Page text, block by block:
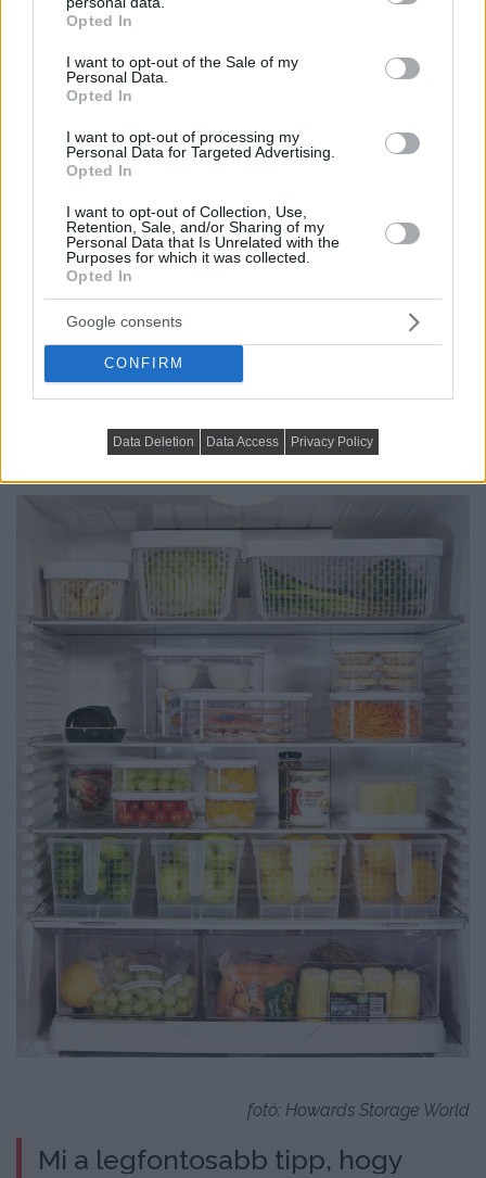
grant or deny consent to Google and its third-party tags to
use your data for below specified purposes in below Google
consent section.
Opted In
I want to opt-out of the Sale of my
Personal Data.
Opted In
I want to opt-out of processing my
Personal Data for Targeted Advertising.
Opted In
I want to opt-out of Collection, Use,
Retention, Sale, and/or Sharing of my
Personal Data that Is Unrelated with the
Purposes for which it was collected.
Opted In
Google consents
CONFIRM
Data Deletion Data Access Privacy Policy
Milyen konyhai tárolók a
leghasznosabbak?
A hűtőben, fiókokban, vagy a kamrában gyakran
megbújnak dolgok, amik így megromlanak,
tönkremennek, aztán kidobásra kerülnek. Ez pazarláshoz
vezet, ami a pénztárcánknak sem kedvez, és a
környezettudatos életvitelhez sem igazán passzol. Ezt a
problémát könnyen áthidalhatjuk, ha hosszú tároló
dobozban csoportosítva tartjuk a dolgokat. Ha még fel
is címkézzük őket, a csald többi tagja is tudni fogja, hogy
mit hol talál, és hova tegyen vissza.
fotó: Howards Storage World
Mi a legfontosabb tipp, hogy